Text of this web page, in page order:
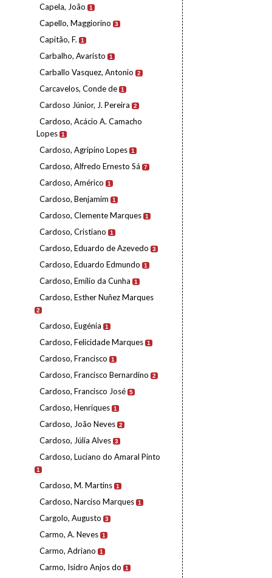
Capela, João 1
Capello, Maggiorino 3
Capitão, F. 1
Carbalho, Avaristo 1
Carballo Vasquez, Antonio 2
Carcavelos, Conde de 1
Cardoso Júnior, J. Pereira 2
Cardoso, Acácio A. Camacho
Lopes 1
Cardoso, Agripino Lopes 1
Cardoso, Alfredo Ernesto Sá 7
Cardoso, Américo 1
Cardoso, Benjamim 1
Cardoso, Clemente Marques 1
Cardoso, Cristiano 1
Cardoso, Eduardo de Azevedo 3
Cardoso, Eduardo Edmundo 1
Cardoso, Emílio da Cunha 1
Cardoso, Esther Nuñez Marques
2
Cardoso, Eugénia 1
Cardoso, Felicidade Marques 1
Cardoso, Francisco 1
Cardoso, Francisco Bernardino 2
Cardoso, Francisco José 5
Cardoso, Henriques 1
Cardoso, João Neves 2
Cardoso, Júlia Alves 3
Cardoso, Luciano do Amaral Pinto
1
Cardoso, M. Martins 1
Cardoso, Narciso Marques 1
Cargolo, Augusto 3
Carmo, A. Neves 1
Carmo, Adriano 1
Carmo, Isidro Anjos do 1